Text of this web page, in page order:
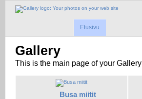
Etusivu
Gallery
This is the main page of your Gallery
Busa miitit